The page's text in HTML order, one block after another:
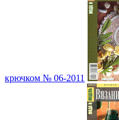
крючком № 06-2011